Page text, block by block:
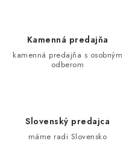
Kamenná predajňa
kamenná predajňa s osobným
odberom
Slovenský predajca
máme radi Slovensko